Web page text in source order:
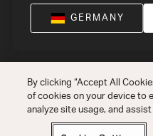
GERMANY
By clicking “Accept All
of cookies on your device to
analyze site usage, and